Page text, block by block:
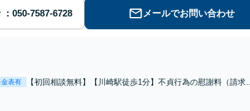
メールでお問い合わせ
金表有
【初回相談無料】【川崎駅徒歩1分】不貞行為の慰謝料（請求さ